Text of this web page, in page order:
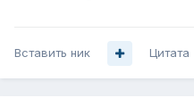
Вставить ник Цитата